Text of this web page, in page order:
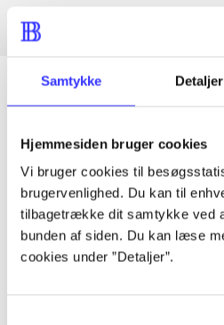
Samtykke Detaljer
Hjemmesiden bruger cookies
Vi bruger cookies til
brugervenlighed. Du kan til
tilbagetrække dit samtykke ved
bunden af siden. Du kan læse
cookies under ”Detaljer”.
Artikler
Alle registrerede artikler
...